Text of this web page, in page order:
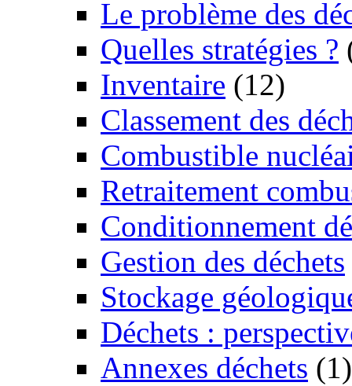
Le problème des
Quelles stratégies ?
Inventaire (12)
Classement des
Combustible
Retraitement
Conditionnement
Gestion des déchets
Stockage
Déchets :
Annexes déchets (1)